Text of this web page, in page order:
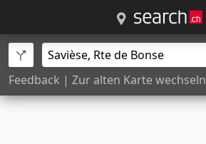
Feedback | Zur alten Karte wechseln